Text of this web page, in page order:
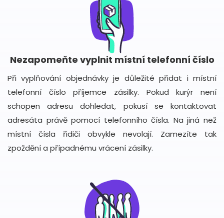
Nezapomeňte vyplnit místní telefonní číslo
Při vyplňování objednávky je důležité přidat i místní
telefonní číslo příjemce zásilky. Pokud kurýr není
schopen adresu dohledat, pokusí se kontaktovat
adresáta právě pomocí telefonního čísla. Na jiná než
místní čísla řidiči obvykle nevolají. Zamezíte tak
zpoždění a případnému vrácení zásilky.